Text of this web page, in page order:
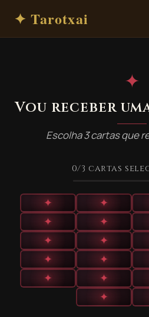
✦ Tarotxai
✦
Vou receber
Escolha 3 cartas que
0/3 cartas
✦ ✦
✦
✦
✦
✦
✦
✦
✦
✦
✦